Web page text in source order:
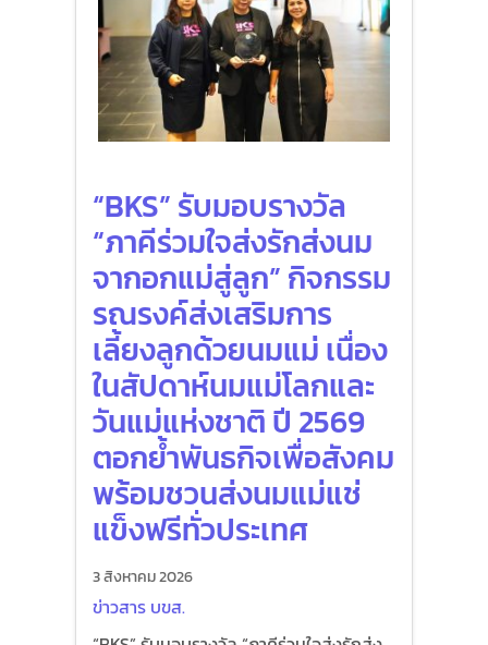
“BKS” รับมอบรางวัล
“ภาคีร่วมใจส่งรักส่งนม
จากอกแม่สู่ลูก” กิจกรรม
รณรงค์ส่งเสริมการ
เลี้ยงลูกด้วยนมแม่ เนื่อง
ในสัปดาห์นมแม่โลกและ
วันแม่แห่งชาติ ปี 2569
ตอกย้ำพันธกิจเพื่อสังคม
พร้อมชวนส่งนมแม่แช่
แข็งฟรีทั่วประเทศ
3 สิงหาคม 2026
ข่าวสาร บขส.